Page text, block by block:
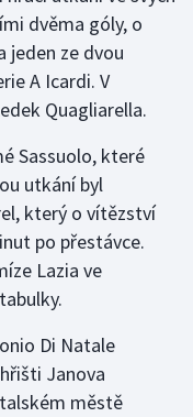
dvěma góly, o
jeden ze dvou
A Icardi. V
Quagliarella.
Sassuolo, které
utkání byl
který o vítězství
po přestávce.
Lazia ve
Di Natale
Janova
městě